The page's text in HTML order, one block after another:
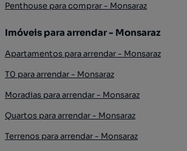
Penthouse para comprar - Monsaraz
Imóveis para arrendar - Monsaraz
Apartamentos para arrendar - Monsaraz
T0 para arrendar - Monsaraz
Moradias para arrendar - Monsaraz
Quartos para arrendar - Monsaraz
Terrenos para arrendar - Monsaraz